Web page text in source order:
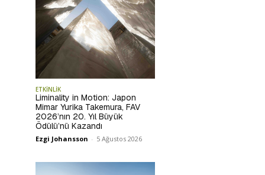
ETKİNLİK
Liminality in Motion: Japon
Mimar Yurika Takemura, FAV
2026’nın 20. Yıl Büyük
Ödülü’nü Kazandı
Ezgi Johansson - 5 Ağustos 2026